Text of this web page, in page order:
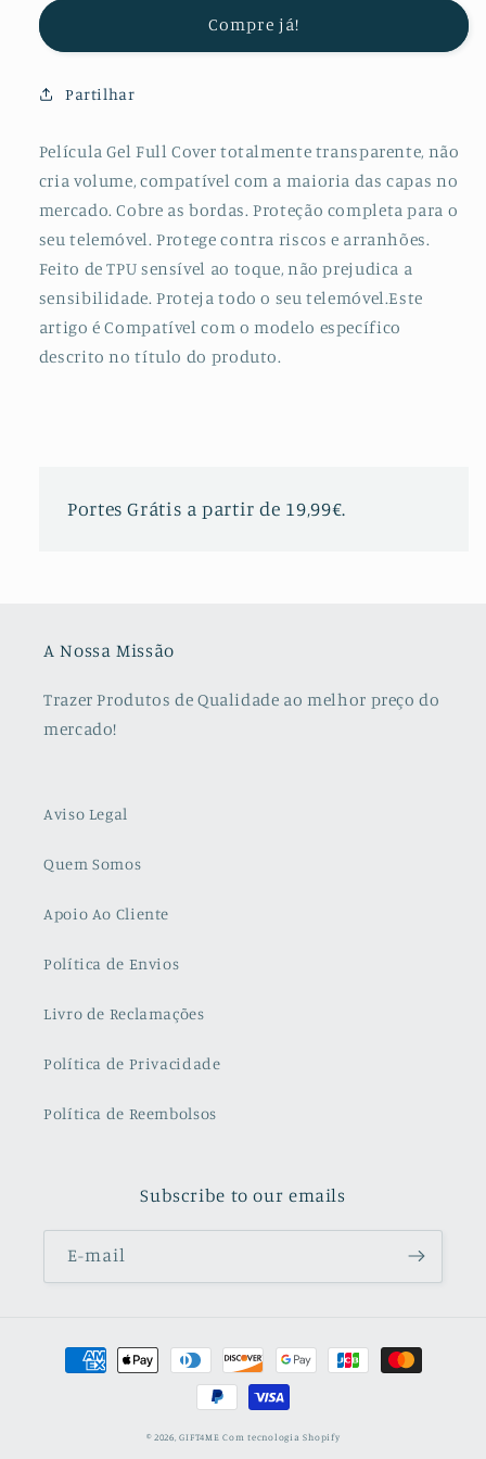
Hydrogel
para
8S
2020
Hydrogel
8S
2020
Compre já!
Partilhar
Película Gel Full Cover totalmente transparente, não
cria volume, compatível com a maioria das capas no
mercado. Cobre as bordas. Proteção completa para o
seu telemóvel. Protege contra riscos e arranhões.
Feito de TPU sensível ao toque, não prejudica a
sensibilidade. Proteja todo o seu telemóvel.Este
artigo é Compatível com o modelo específico
descrito no título do produto.
Portes Grátis a partir de 19,99€.
A Nossa Missão
Trazer Produtos de Qualidade ao melhor preço do
mercado!
Aviso Legal
Quem Somos
Apoio Ao Cliente
Política de Envios
Livro de Reclamações
Política de Privacidade
Política de Reembolsos
Subscribe to our emails
E-mail
Métodos
© 2026,GIFT4ME Com tecnologia Shopify